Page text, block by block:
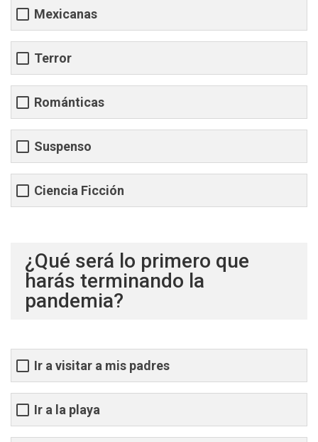
Mexicanas
Terror
Románticas
Suspenso
Ciencia Ficción
¿Qué será lo primero que
harás terminando la
pandemia?
Ir a visitar a mis padres
Ir a la playa